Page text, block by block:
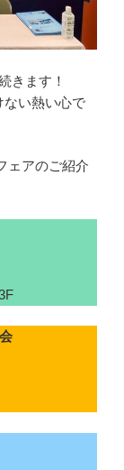
きます！
ない熱い心で
ェアのご紹介